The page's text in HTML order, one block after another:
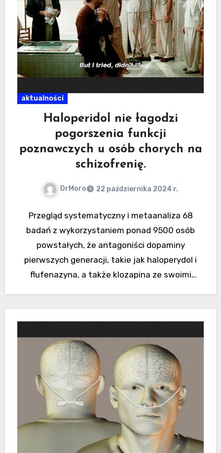
aktualności
Haloperidol nie łagodzi
pogorszenia funkcji
poznawczych u osób chorych na
schizofrenię.
DrMoro 22 października 2024 r.
Przegląd systematyczny i metaanaliza 68
badań z wykorzystaniem ponad 9500 osób
powstałych, że antagoniści dopaminy
pierwszych generacji, takie jak haloperydol i
flufenazyna, a także klozapina ze swoimi